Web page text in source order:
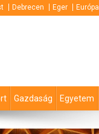
Debrecen Eger Európa
Gazdaság Egyetem